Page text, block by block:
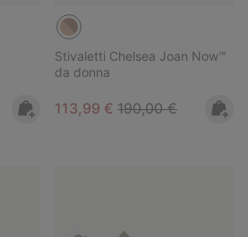
Stivaletti Chelsea Joan Now™
da donna
Sale price:
113,99 € Regular price:
190,00 €